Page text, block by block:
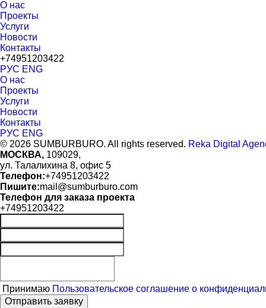
О нас
Проекты
Услуги
Новости
Контакты
+74951203422
РУС ENG
О нас
Проекты
Услуги
Новости
Контакты
РУС ENG
© 2026 SUMBURBURO. All rights reserved. Reka Digital
МОСКВА, 109029,
ул. Талалихина 8, офис 5
Телефон:+74951203422
Пишите:mail@sumburburo.com
Телефон для заказа проекта
+74951203422
Принимаю Пользовательское соглашение о
Отправить заявку